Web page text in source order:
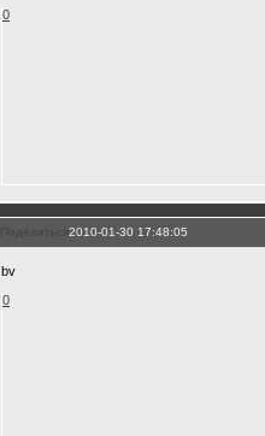
0
Поделиться2010-01-30 17:48:05
bv
0